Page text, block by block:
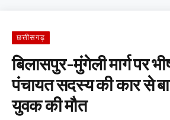
छत्तीसगढ़
बिलासपुर-मुंगेली मार्ग पर
पंचायत सदस्य की कार से
युवक की मौत